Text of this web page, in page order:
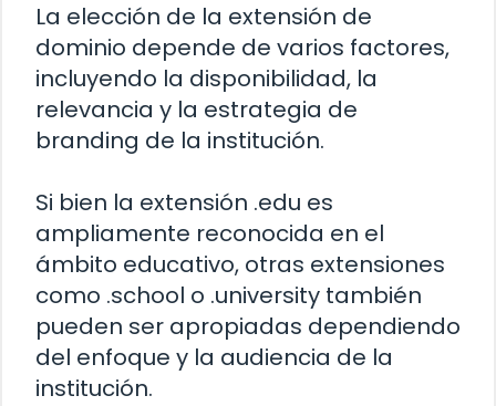
La elección de la extensión de
dominio depende de varios factores,
incluyendo la disponibilidad, la
relevancia y la estrategia de
branding de la institución.
Si bien la extensión .edu es
ampliamente reconocida en el
ámbito educativo, otras extensiones
como .school o .university también
pueden ser apropiadas dependiendo
del enfoque y la audiencia de la
institución.